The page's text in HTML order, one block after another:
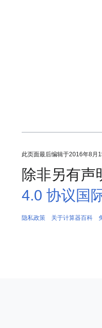
此页面最后编辑于2016年8月
除非另有声
4.0 协议国
隐私政策 关于计算器百科